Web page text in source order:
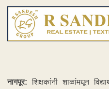
नागपूर: शिक्षकांनी शाळांमधून